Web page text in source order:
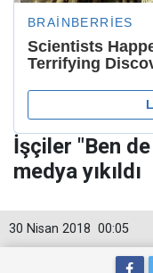
İşçiler "Ben
medya yıkıldı
00:05
30 Nisan 2018